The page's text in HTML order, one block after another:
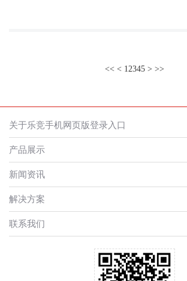
<< < 1 2345 > >>
关于乐竞手机网页版登录入口
产品展示
新闻资讯
解决方案
联系我们